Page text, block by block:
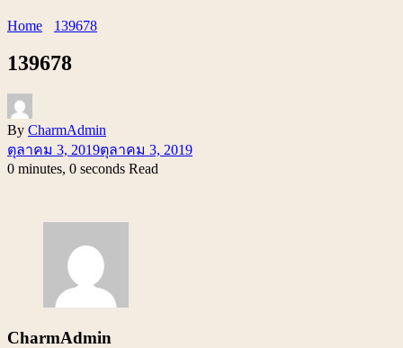
Home 139678
139678
By CharmAdmin
ตุลาคม 3, 2019ตุลาคม 3, 2019
0 minutes, 0 seconds Read
CharmAdmin